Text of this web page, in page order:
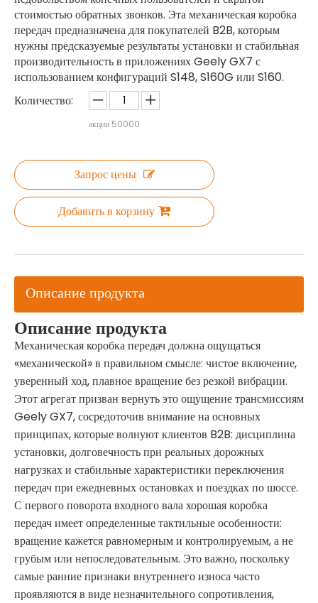
стоимостью обратных звонков. Эта механическая коробка
передач предназначена для покупателей B2B, которым
нужны предсказуемые результаты установки и стабильная
производительность в приложениях Geely GX7 с
использованием конфигураций S148, S160G или S160.
Количество:
акции 50000
Запрос цены
Добавить в корзину
Описание продукта
Описание продукта
Механическая коробка передач должна ощущаться
«механической» в правильном смысле: чистое включение,
уверенный ход, плавное вращение без резкой вибрации.
Этот агрегат призван вернуть это ощущение трансмиссиям
Geely GX7, сосредоточив внимание на основных
принципах, которые волнуют клиентов B2B: дисциплина
установки, долговечность при реальных дорожных
нагрузках и стабильные характеристики переключения
передач при ежедневных остановках и поездках по шоссе.
С первого поворота входного вала хорошая коробка
передач имеет определенные тактильные особенности:
вращение кажется равномерным и контролируемым, а не
грубым или непоследовательным. Это важно, поскольку
самые ранние признаки внутреннего износа часто
проявляются в виде незначительного сопротивления,